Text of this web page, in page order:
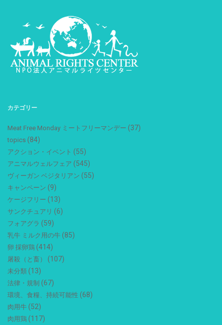
カテゴリー
Meat Free Monday ミートフリーマンデー (37)
topics (84)
アクション・イベント (55)
アニマルウェルフェア (545)
ヴィーガン ベジタリアン (55)
キャンペーン (9)
ケージフリー (13)
サンクチュアリ (6)
フォアグラ (59)
乳牛 ミルク用の牛 (85)
卵 採卵鶏 (414)
屠殺（と畜） (107)
未分類 (13)
法律・規制 (67)
環境、食糧、持続可能性 (68)
肉用牛 (52)
肉用鶏 (117)